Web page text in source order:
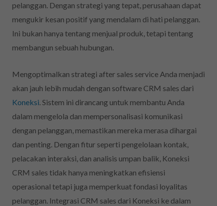
pelanggan. Dengan strategi yang tepat, perusahaan dapat
mengukir kesan positif yang mendalam di hati pelanggan.
Ini bukan hanya tentang menjual produk, tetapi tentang
membangun sebuah hubungan.
Mengoptimalkan strategi after sales service Anda menjadi
akan jauh lebih mudah dengan software CRM sales dari
Koneksi. Sistem ini dirancang untuk membantu Anda
dalam mengelola dan mempersonalisasi komunikasi
dengan pelanggan, memastikan mereka merasa dihargai
dan penting. Dengan fitur seperti pengelolaan kontak,
pelacakan interaksi, dan analisis umpan balik, Koneksi
CRM sales tidak hanya meningkatkan efisiensi
operasional tetapi juga memperkuat fondasi loyalitas
pelanggan. Integrasi CRM sales dari Koneksi ke dalam